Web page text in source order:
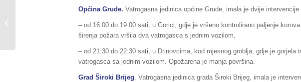
Općina Grude. Vatrogasna jedinica općine Grude, imala je dvije
– od 16:00 do 19:00 sati, u Gorici, gdje je vršeno kontrolirano paljenje
širenja požara vršila dva vatrogasca s jednim vozilom,
– od 21:30 do 22:30 sati, u Drinovcima, kod mjesnog groblja, gdje je gorjela
vatrogasca sa jednim vozilom. Opožarena je manja površina.
Grad Široki Brijeg. Vatrogasna jedinica grada Široki Brijeg, imala je
Sažetak redovnog izvještaja o stanju
u Federaciji BiH, za dane
03./04.08.2018.godine,...